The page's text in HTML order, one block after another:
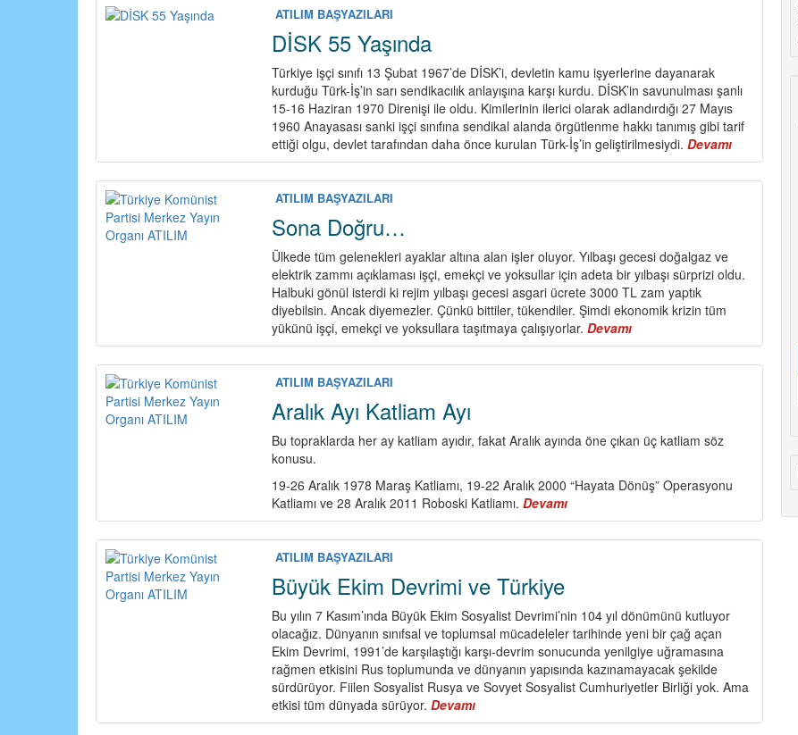
ATILIM BAŞYAZILARI
DİSK 55 Yaşında
Türkiye işçi sınıfı 13 Şubat 1967’de DİSK’i, devletin kamu işyerlerine dayanarak
kurduğu Türk-İş’in sarı sendikacılık anlayışına karşı kurdu. DİSK’in savunulması şanlı
15-16 Haziran 1970 Direnişi ile oldu. Kimilerinin ilerici olarak adlandırdığı 27 Mayıs
1960 Anayasası sanki işçi sınıfına sendikal alanda örgütlenme hakkı tanımış gibi tarif
ettiği olgu, devlet tarafından daha önce kurulan Türk-İş’in geliştirilmesiydi.Devamı
DİSK
55
ATILIM BAŞYAZILARI
Sona Doğru…
Ülkede tüm gelenekleri ayaklar altına alan işler oluyor. Yılbaşı gecesi doğalgaz ve
elektrik zammı açıklaması işçi, emekçi ve yoksullar için adeta bir yılbaşı sürprizi oldu.
Halbuki gönül isterdi ki rejim yılbaşı gecesi asgari ücrete 3000 TL zam yaptık
diyebilsin. Ancak diyemezler. Çünkü bittiler, tükendiler. Şimdi ekonomik krizin tüm
yükünü işçi, emekçi ve yoksullara taşıtmaya çalışıyorlar.Devamı
Sona
Doğru…
ATILIM BAŞYAZILARI
Aralık Ayı Katliam Ayı
Bu topraklarda her ay katliam ayıdır, fakat Aralık ayında öne çıkan üç katliam söz
konusu.
19-26 Aralık 1978 Maraş Katliamı, 19-22 Aralık 2000 “Hayata Dönüş” Operasyonu
Katliamı ve 28 Aralık 2011 Roboski Katliamı.Devamı
Aralık
Ayı
ATILIM BAŞYAZILARI
Büyük Ekim Devrimi ve Türkiye
Bu yılın 7 Kasım’ında Büyük Ekim Sosyalist Devrimi’nin 104 yıl dönümünü kutluyor
olacağız. Dünyanın sınıfsal ve toplumsal mücadeleler tarihinde yeni bir çağ açan
Ekim Devrimi, 1991’de karşılaştığı karşı-devrim sonucunda yenilgiye uğramasına
rağmen etkisini Rus toplumunda ve dünyanın yapısında kazınamayacak şekilde
sürdürüyor. Fiilen Sosyalist Rusya ve Sovyet Sosyalist Cumhuriyetler Birliği yok. Ama
etkisi tüm dünyada sürüyor.Devamı
Büyük